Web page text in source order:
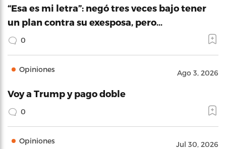
“Esa es mi letra”: negó tres veces bajo tener
un plan contra su exesposa, pero…
0
Opiniones Ago 3, 2026
Voy a Trump y pago doble
0
Opiniones Jul 30, 2026